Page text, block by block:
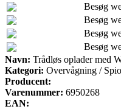
Besøg
Besøg
Besøg
Besøg
Navn: Trådløs oplader med
Kategori: Overvågning /
Producent:
Varenummer: 6950268
EAN: